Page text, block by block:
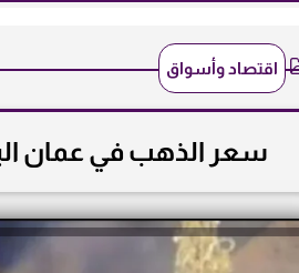
اقتصاد وأسواق
سعر الذهب في عمان اليوم الخميس 25-12-2025